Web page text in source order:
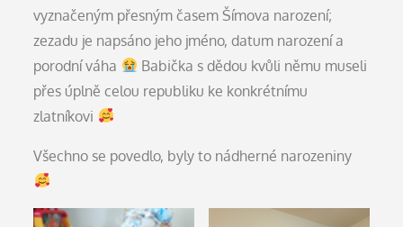
vyznačeným přesným časem Šímova narození;
zezadu je napsáno jeho jméno, datum narození a
porodní váha
Babička s dědou kvůli němu museli
přes úplně celou republiku ke konkrétnímu
zlatníkovi
Všechno se povedlo, byly to nádherné narozeniny